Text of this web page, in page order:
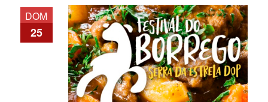
de
Eventos
data.
DOM
25